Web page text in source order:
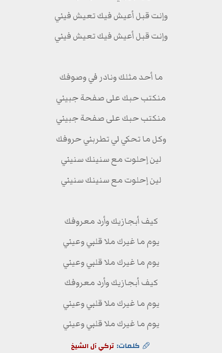
وإنت قبل أعيش فيك تعيش فيني
وإنت قبل أعيش فيك تعيش فيني
ما أحد مثلك ونادر في وصوفك
منكتب حبك على صفحة جبيني
منكتب حبك على صفحة جبيني
وكل ما تحكي لي تطربني حروفك
لين إحلوت مع سنينك سنيني
لين إحلوت مع سنينك سنيني
كيف أبجازيك وأرد معروفك
يوم ما غيرك ملا قلبي وعيني
يوم ما غيرك ملا قلبي وعيني
كيف أبجازيك وأرد معروفك
يوم ما غيرك ملا قلبي وعيني
يوم ما غيرك ملا قلبي وعيني
كلمات: تركي آل الشيخ